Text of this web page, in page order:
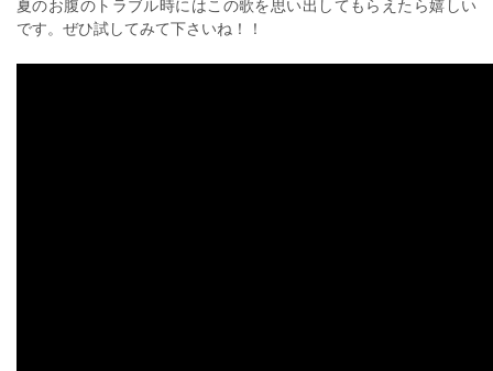
夏のお腹のトラブル時にはこの歌を思い出してもらえたら嬉しい
です。ぜひ試してみて下さいね！！